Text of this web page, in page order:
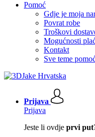
Pomoć
Gdje je moja
Povrat robe
Troškovi
Mogućnosti
Kontakt
Sve teme
Prijava
Prijava
Jeste li ovdje prvi